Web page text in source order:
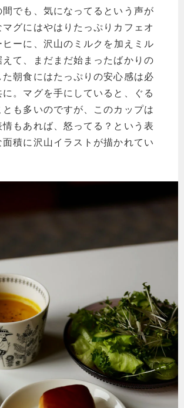
でも、気になってるという声が
グにはやはりたっぷりカフェオ
ヒーに、沢山のミルクを加えミル
て、まだまだ始まったばかりの
朝食にはたっぷりの安心感は必
。マグを手にしていると、ぐる
も多いのですが、このカップは
もあれば、怒ってる？という表
積に沢山イラストが描かれてい